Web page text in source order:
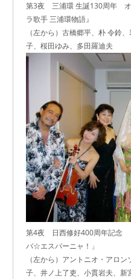
第3夜 三浦環 生誕130周年 オ
ラ歌手 三浦環物語』
（左から）古橋郷平、朴 令鈴
子、桜田ゆみ、多田羅迪夫
第4夜 日西修好400周年記念
バ☆エスパーニャ！」
（左から）アントニオ・アロ
子、井ノ上了吏、小貫岩夫、